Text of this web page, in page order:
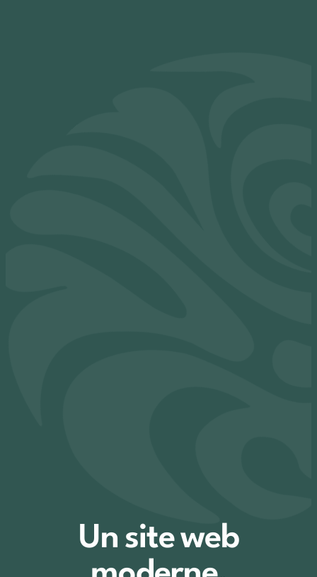
Un site web